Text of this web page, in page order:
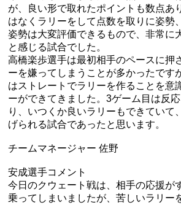
が、良い形で取れたポイントも数点あ
はなくラリーをして点数を取りに姿勢
姿勢は大変評価できるもので、非常に
と感じる試合でした。
高橋楽歩選手は最初相手のペースに押
ーを嫌ってしまうことが多かったです
はストレートでラリーを作ることを意
ーができてきました。3ゲーム目は反
り、いつくか良いラリーもできていて
げられる試合であったと思います。
チームマネージャー 佐野
安成選手コメント
今日のクウェート戦は、相手の応援が
乗ってしまいましたが、苦しいラリー